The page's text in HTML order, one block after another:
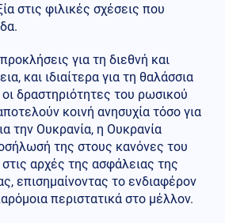
στις φιλικές σχέσεις που
για τη διεθνή και
και ιδιαίτερα για τη θαλάσσια
δραστηριότητες του ρωσικού
κοινή ανησυχία τόσο για
την Ουκρανία, η Ουκρανία
της στους κανόνες του
στις αρχές της ασφάλειας της
επισημαίνοντας το ενδιαφέρον
περιστατικά στο μέλλον.